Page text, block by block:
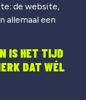
de website,
allemaal een
IS HET TIJD
DAT WÉL